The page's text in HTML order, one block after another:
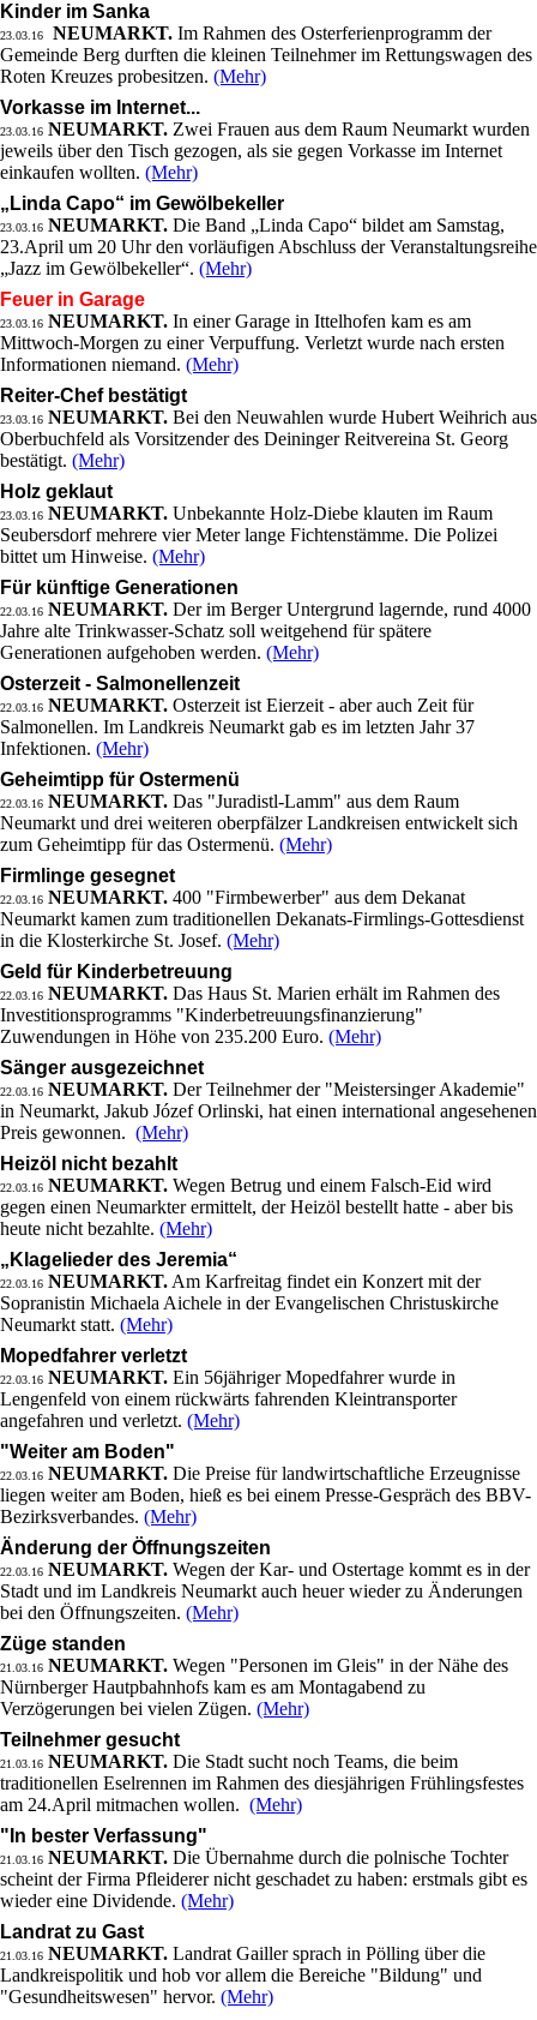
Kinder im Sanka
23.03.16 NEUMARKT. Im Rahmen des Osterferienprogramm der
Gemeinde Berg durften die kleinen Teilnehmer im Rettungswagen des
Roten Kreuzes probesitzen. (Mehr)
Vorkasse im Internet...
23.03.16 NEUMARKT. Zwei Frauen aus dem Raum Neumarkt wurden
jeweils über den Tisch gezogen, als sie gegen Vorkasse im Internet
einkaufen wollten. (Mehr)
„Linda Capo“ im Gewölbekeller
23.03.16 NEUMARKT. Die Band „Linda Capo“ bildet am Samstag,
23.April um 20 Uhr den vorläufigen Abschluss der Veranstaltungsreihe
„Jazz im Gewölbekeller“. (Mehr)
Feuer in Garage
23.03.16 NEUMARKT. In einer Garage in Ittelhofen kam es am
Mittwoch-Morgen zu einer Verpuffung. Verletzt wurde nach ersten
Informationen niemand. (Mehr)
Reiter-Chef bestätigt
23.03.16 NEUMARKT. Bei den Neuwahlen wurde Hubert Weihrich aus
Oberbuchfeld als Vorsitzender des Deininger Reitvereina St. Georg
bestätigt. (Mehr)
Holz geklaut
23.03.16 NEUMARKT. Unbekannte Holz-Diebe klauten im Raum
Seubersdorf mehrere vier Meter lange Fichtenstämme. Die Polizei
bittet um Hinweise. (Mehr)
Für künftige Generationen
22.03.16 NEUMARKT. Der im Berger Untergrund lagernde, rund 4000
Jahre alte Trinkwasser-Schatz soll weitgehend für spätere
Generationen aufgehoben werden. (Mehr)
Osterzeit - Salmonellenzeit
22.03.16 NEUMARKT. Osterzeit ist Eierzeit - aber auch Zeit für
Salmonellen. Im Landkreis Neumarkt gab es im letzten Jahr 37
Infektionen. (Mehr)
Geheimtipp für Ostermenü
22.03.16 NEUMARKT. Das "Juradistl-Lamm" aus dem Raum
Neumarkt und drei weiteren oberpfälzer Landkreisen entwickelt sich
zum Geheimtipp für das Ostermenü. (Mehr)
Firmlinge gesegnet
22.03.16 NEUMARKT. 400 "Firmbewerber" aus dem Dekanat
Neumarkt kamen zum traditionellen Dekanats-Firmlings-Gottesdienst
in die Klosterkirche St. Josef. (Mehr)
Geld für Kinderbetreuung
22.03.16 NEUMARKT. Das Haus St. Marien erhält im Rahmen des
Investitionsprogramms "Kinderbetreuungsfinanzierung"
Zuwendungen in Höhe von 235.200 Euro. (Mehr)
Sänger ausgezeichnet
22.03.16 NEUMARKT. Der Teilnehmer der "Meistersinger Akademie"
in Neumarkt, Jakub Józef Orlinski, hat einen international angesehenen
Preis gewonnen. (Mehr)
Heizöl nicht bezahlt
22.03.16 NEUMARKT. Wegen Betrug und einem Falsch-Eid wird
gegen einen Neumarkter ermittelt, der Heizöl bestellt hatte - aber bis
heute nicht bezahlte. (Mehr)
„Klagelieder des Jeremia“
22.03.16 NEUMARKT. Am Karfreitag findet ein Konzert mit der
Sopranistin Michaela Aichele in der Evangelischen Christuskirche
Neumarkt statt. (Mehr)
Mopedfahrer verletzt
22.03.16 NEUMARKT. Ein 56jähriger Mopedfahrer wurde in
Lengenfeld von einem rückwärts fahrenden Kleintransporter
angefahren und verletzt. (Mehr)
"Weiter am Boden"
22.03.16 NEUMARKT. Die Preise für landwirtschaftliche Erzeugnisse
liegen weiter am Boden, hieß es bei einem Presse-Gespräch des BBV-
Bezirksverbandes. (Mehr)
Änderung der Öffnungszeiten
22.03.16 NEUMARKT. Wegen der Kar- und Ostertage kommt es in der
Stadt und im Landkreis Neumarkt auch heuer wieder zu Änderungen
bei den Öffnungszeiten. (Mehr)
Züge standen
21.03.16 NEUMARKT. Wegen "Personen im Gleis" in der Nähe des
Nürnberger Hautpbahnhofs kam es am Montagabend zu
Verzögerungen bei vielen Zügen. (Mehr)
Teilnehmer gesucht
21.03.16 NEUMARKT. Die Stadt sucht noch Teams, die beim
traditionellen Eselrennen im Rahmen des diesjährigen Frühlingsfestes
am 24.April mitmachen wollen. (Mehr)
"In bester Verfassung"
21.03.16 NEUMARKT. Die Übernahme durch die polnische Tochter
scheint der Firma Pfleiderer nicht geschadet zu haben: erstmals gibt es
wieder eine Dividende. (Mehr)
Landrat zu Gast
21.03.16 NEUMARKT. Landrat Gailler sprach in Pölling über die
Landkreispolitik und hob vor allem die Bereiche "Bildung" und
"Gesundheitswesen" hervor. (Mehr)